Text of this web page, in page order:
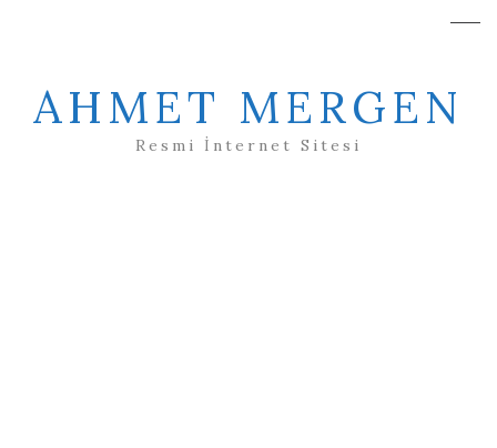
AHMET MERGEN
Resmi İnternet Sitesi